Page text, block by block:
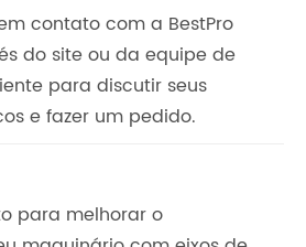
contato com a BestPro
do site ou da equipe de
para discutir seus
e fazer um pedido.
para melhorar o